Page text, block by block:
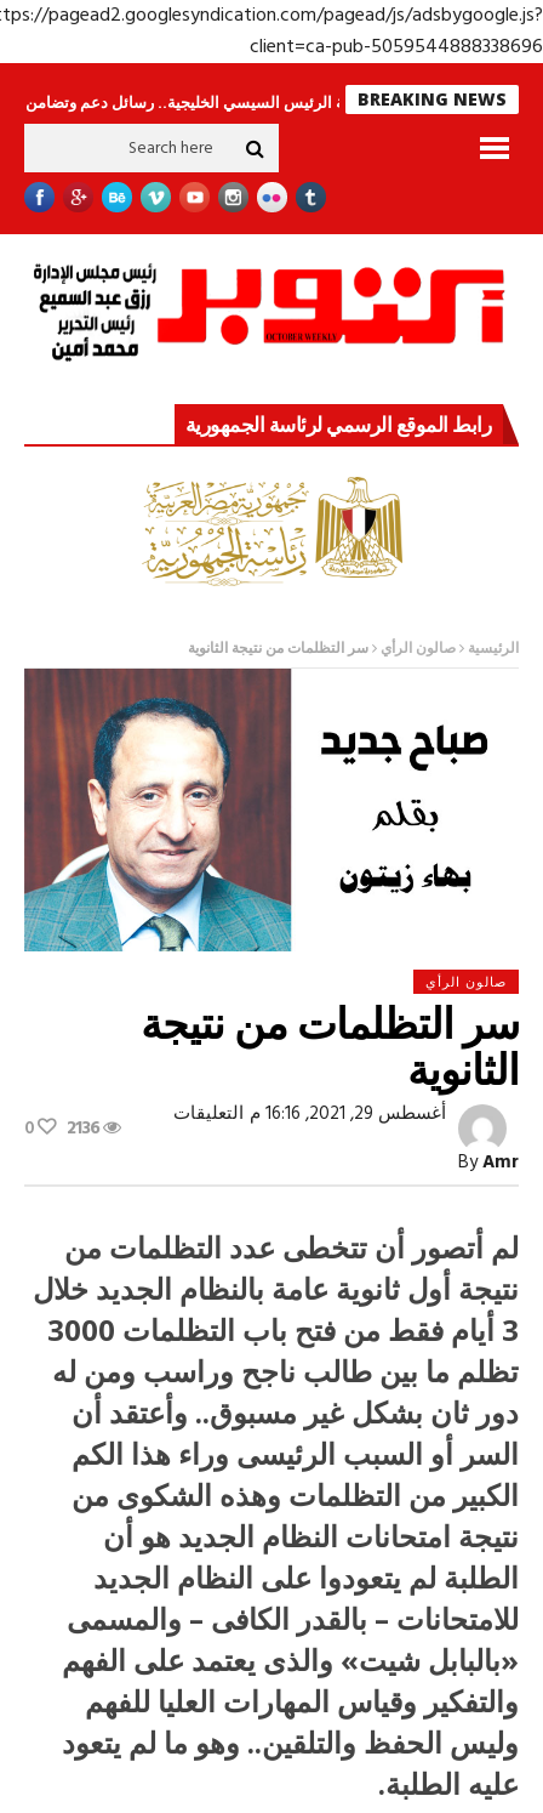
https://pagead2.googlesyndication.com/pagead/js/
client=ca-pub-
BREAKING NEWS
لا ينامون جولة الرئيس السيسي الخليجية.. رسائل دعم وتضامن للأشقاء
رابط الموقع الرسمي لرئاسة الجمهورية
الرئيسية صالون الرأي سر التظلمات من نتيجة الثانوية
صالون الرأي
سر التظلمات من نتيجة
الثانوية
ByAmr
أغسطس 29, 2021, 16:16 م التعليقاتعلى
نتيجة
مغلقة
2136
0
لم أتصور أن تتخطى عدد التظلمات من
نتيجة أول ثانوية عامة بالنظام الجديد خلال
3 أيام فقط من فتح باب التظلمات 3000
تظلم ما بين طالب ناجح وراسب ومن له
دور ثان بشكل غير مسبوق.. وأعتقد أن
السر أو السبب الرئيسى وراء هذا الكم
الكبير من التظلمات وهذه الشكوى من
نتيجة امتحانات النظام الجديد هو أن
الطلبة لم يتعودوا على النظام الجديد
للامتحانات – بالقدر الكافى – والمسمى
«بالبابل شيت» والذى يعتمد على الفهم
والتفكير وقياس المهارات العليا للفهم
وليس الحفظ والتلقين.. وهو ما لم يتعود
عليه الطلبة.